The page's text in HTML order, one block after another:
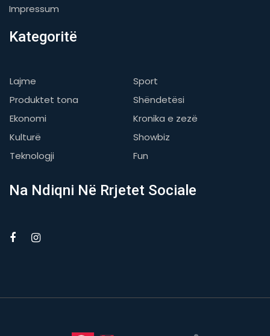
Impressum
Kategoritë
Lajme
Sport
Produktet tona
Shëndetësi
Ekonomi
Kronika e zezë
Kulturë
Showbiz
Teknologji
Fun
Na Ndiqni Në Rrjetet Sociale